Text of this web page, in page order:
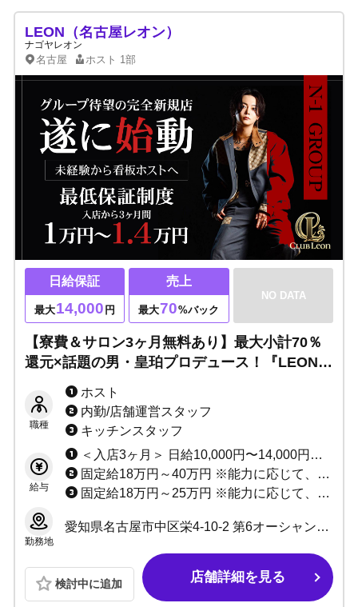
LEON（名古屋レオン）
ナゴヤレオン
名古屋 ホスト 1部
日給保証
最大14,000 円
売上
最大70%バック
NO DATA
【寮費＆サロン3ヶ月無料あり】最大小計70％
還元×話題の男・皇珀プロデュース！『LEON』
で未経験から看板ホストへ！
職種
ホスト
内勤/店舗運営スタッフ
キッチンスタッフ
給与
＜入店3ヶ月＞ 日給10,000円〜14,000円保証 or 歩合小計70% +各種賞金 ↓ ＜入店4ヶ月以降＞ 日給7,000円〜9,000円＋歩合最大70% ※歩合給、賞金などの詳細は、面接時にご説明いたします！
固定給18万円～40万円 ※能力に応じて、研修期間あり。
固定給18万円～25万円 ※能力に応じて、研修期間あり。
勤務地
愛知県名古屋市中区栄4-10-2 第6オーシャンビル 6F
検討中に追加 店舗詳細を見る